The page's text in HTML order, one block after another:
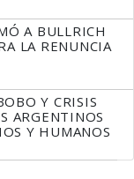
A BULLRICH
LA RENUNCIA
Y CRISIS
ARGENTINOS
Y HUMANOS